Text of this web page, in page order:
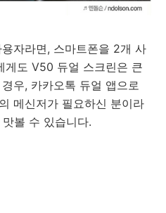
자라면, 스마트폰을 2개 사
게도 V50 듀얼 스크린은 큰
우, 카카오톡 듀얼 앱으로
메신저가 필요하신 분이라
볼 수 있습니다.